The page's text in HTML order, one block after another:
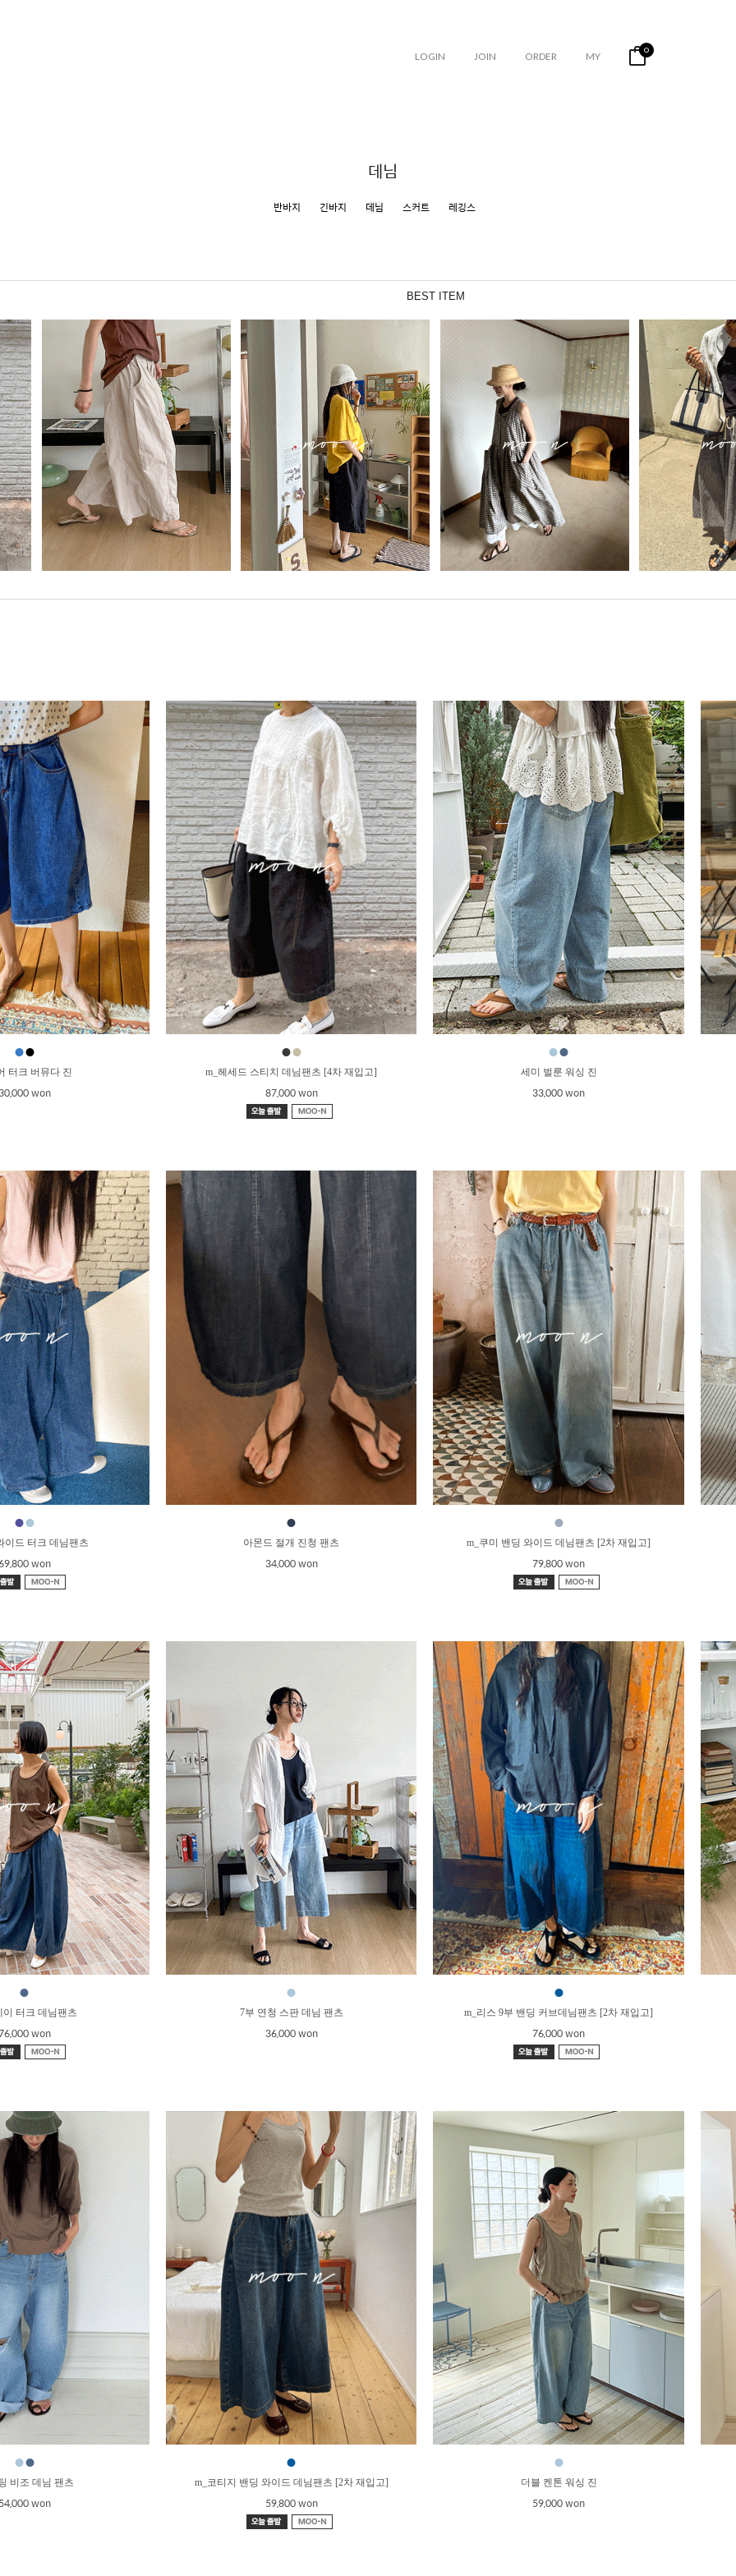
LOGIN JOIN ORDER MY 0
데님
반바지 긴바지 데님 스커트 레깅스
BEST ITEM
●●
터크 버뮤다 진
won
●●
m_헤세드 스티치 데님팬츠 [4차 재입고]
87,000 won
●●
세미 벌룬 워싱 진
33,000 won
●●
이드 터크 데님팬츠
won
●
아몬드 절개 진청 팬츠
34,000 won
●
m_쿠미 밴딩 와이드 데님팬츠 [2차 재입고]
79,800 won
●
이 터크 데님팬츠
won
●
7부 연청 스판 데님 팬츠
36,000 won
●
m_리스 9부 밴딩 커브데님팬츠 [2차 재입고]
76,000 won
●●
비조 데님 팬츠
won
●
m_코티지 밴딩 와이드 데님팬츠 [2차 재입고]
59,800 won
●
더블 켄톤 워싱 진
59,000 won